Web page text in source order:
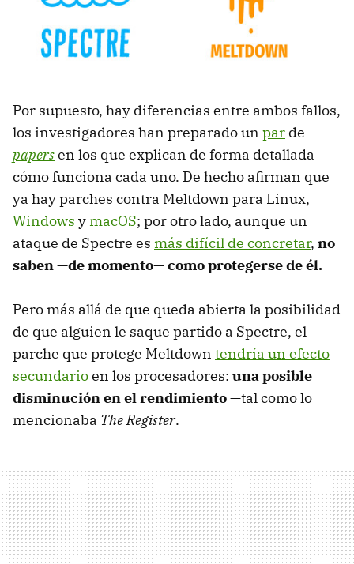
Por supuesto, hay diferencias entre ambos fallos,
los investigadores han preparado un par de
papersen los que explican de forma detallada
cómo funciona cada uno. De hecho afirman que
ya hay parches contra Meltdown para Linux,
Windows ymacOS; por otro lado, aunque un
ataque de Spectre es más difícil de concretar, no
saben —de momento— como protegerse de él.
Pero más allá de que queda abierta la posibilidad
de que alguien le saque partido a Spectre, el
parche que protege Meltdown tendría un efecto
secundarioen los procesadores: una posible
disminución en el rendimiento—tal como lo
mencionaba The Register.